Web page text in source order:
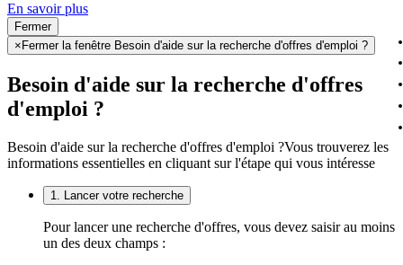
En savoir plus
Fermer
× Fermer la fenêtre Besoin d'aide sur la recherche d'offres d'emploi ?
Besoin d'aide sur la recherche d'offres
d'emploi ?
Besoin d'aide sur la recherche d'offres d'emploi ?Vous trouverez les
informations essentielles en cliquant sur l'étape qui vous intéresse
1. Lancer votre recherche
Pour lancer une recherche d'offres, vous devez saisir au moins
un des deux champs :